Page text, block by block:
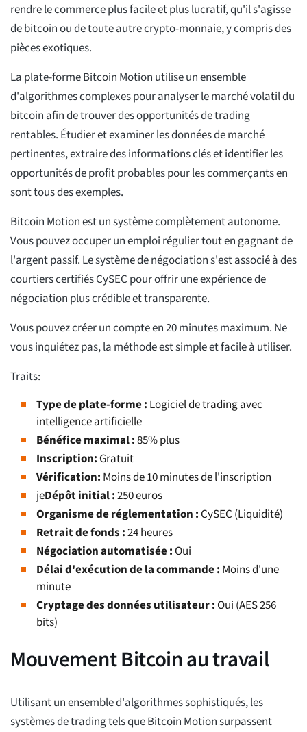
rendre le commerce plus facile et plus lucratif, qu'il s'agisse
de bitcoin ou de toute autre crypto-monnaie, y compris des
pièces exotiques.
La plate-forme Bitcoin Motion utilise un ensemble
d'algorithmes complexes pour analyser le marché volatil du
bitcoin afin de trouver des opportunités de trading
rentables. Étudier et examiner les données de marché
pertinentes, extraire des informations clés et identifier les
opportunités de profit probables pour les commerçants en
sont tous des exemples.
Bitcoin Motion est un système complètement autonome.
Vous pouvez occuper un emploi régulier tout en gagnant de
l'argent passif. Le système de négociation s'est associé à des
courtiers certifiés CySEC pour offrir une expérience de
négociation plus crédible et transparente.
Vous pouvez créer un compte en 20 minutes maximum. Ne
vous inquiétez pas, la méthode est simple et facile à utiliser.
Traits:
Type de plate-forme : Logiciel de trading avec
intelligence artificielle
Bénéfice maximal :85% plus
Inscription:Gratuit
Vérification: Moins de 10 minutes de l'inscription
jeDépôt initial :250 euros
Organisme de réglementation :CySEC (Liquidité)
Retrait de fonds :24 heures
Négociation automatisée :Oui
Délai d'exécution de la commande : Moins d'une
minute
Cryptage des données utilisateur :Oui (AES 256
bits)
Mouvement Bitcoin au travail
Utilisant un ensemble d'algorithmes sophistiqués, les
systèmes de trading tels que Bitcoin Motion surpassent